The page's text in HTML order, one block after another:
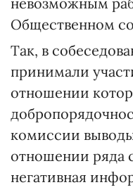
Общественном
Так, в
принимали
отношении
комиссии
отношении ряда
негативная